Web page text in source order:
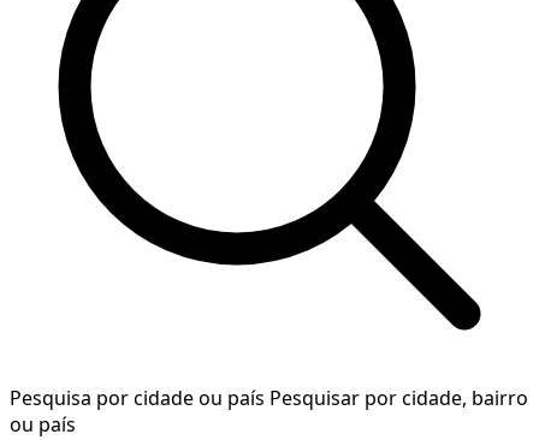
Pesquisa por cidade ou país Pesquisar por cidade, bairro
ou país